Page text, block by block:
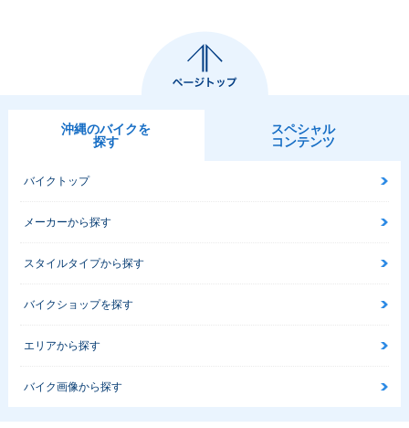
沖縄のバイクを
探す
スペシャル
コンテンツ
バイクトップ
メーカーから探す
スタイルタイプから探す
バイクショップを探す
エリアから探す
バイク画像から探す